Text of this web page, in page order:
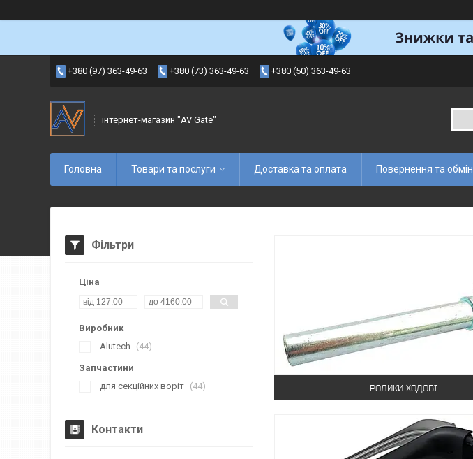
+380 (97) 363-49-63 +380 (73) 363-49-63 +380 (50) 363-49-63
інтернет-магазин "AV Gate"
Головна Товари та послуги Доставка та оплата Повернення та обмін
РОЛИКИ ХОДОВІ
Фільтри
Ціна
Виробник
Alutech
44
Запчастини
для секційних воріт
44
Контакти